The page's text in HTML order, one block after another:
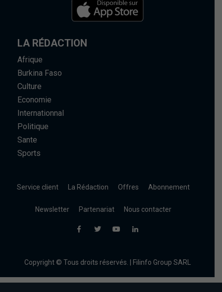
LA RÉDACTION
Afrique
Burkina Faso
Culture
Economie
Internationnal
Politique
Sante
Sports
Service client La Rédaction Offres Abonnement
Newsletter Partenariat Nous contacter
Copyright © Tous droits réservés. | Filinfo Group SARL